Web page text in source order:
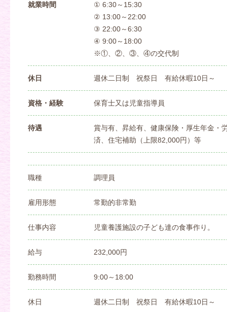
就業時間
① 6:30～15:30
② 13:00～22:00
③ 22:00～6:30
④ 9:00～18:00
※①、②、③、④の交代制
休日 週休二日制 祝祭日 有給休暇10日～
資格・経験 保育士又は児童指導員
待遇
賞与有、昇給有、健康保険・厚生年金・
済、住宅補助（上限82,000円）等
職種 調理員
雇用形態 常勤的非常勤
仕事内容 児童養護施設の子ども達の食事作り。
給与 232,000円
勤務時間 9:00～18:00
休日 週休二日制 祝祭日 有給休暇10日～